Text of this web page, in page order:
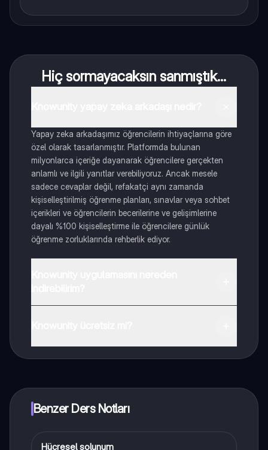
Hiç sormayacaksın sanmıştık...
Yapay zeka arkadaşımız öğrencilerin ihtiyaçlarına göre
özel olarak tasarlanmıştır. Platformda bulunan
milyonlarca içeriğe dayanarak öğrencilere gerçekten
anlamlı ve ilgili yanıtlar verebiliyoruz. Ancak mesele
sadece cevaplar değil, refakatçi aynı zamanda
kişiselleştirilmiş öğrenme planları, sınavlar veya sohbet
içerikleri ve öğrencilerin becerilerine ve gelişimlerine
dayalı %100 kişiselleştirme ile öğrencilere günlük
öğrenme zorluklarında rehberlik ediyor.
Benzer Ders Notları
Biyoloji
Hücresel solunum